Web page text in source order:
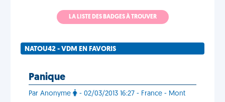
LA LISTE DES BADGES À TROUVER
NATOU42 - VDM EN FAVORIS
Panique
Par Anonyme - 02/03/2013 16:27 - France - Mont